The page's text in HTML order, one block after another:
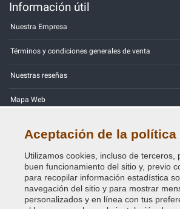
Información útil
Nuestra Empresa
Términos y condiciones generales de venta
Nuestras reseñas
Mapa Web
Política de Privacidad - RGPD
Aceptación de la política
Utilizamos cookies, incluso de terceros,
buen funcionamiento del sitio y, previo
para recopilar información estadística
navegación del sitio y para mostrar
personalizados y en línea con tus